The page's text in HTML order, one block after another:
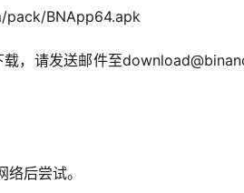
BNApp64.apk
，请发送邮件至
后尝试。